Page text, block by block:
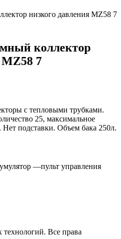
коллектор
MZ58 7
с тепловыми трубками.
25, максимальное
подставки. Объем бака 250л.
—пульт управления
Все права